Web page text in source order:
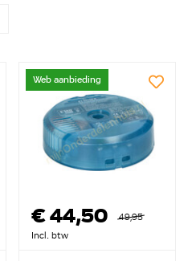
Web aanbieding
€ 44,50
49,95
Incl. btw